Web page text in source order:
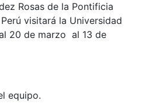
Rosas de la Pontificia
visitará la Universidad
20 de marzo al 13 de
equipo.